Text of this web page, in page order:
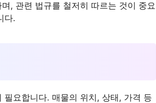
, 관련 법규를 철저히 따르는 것이 중요
다.
요합니다. 매물의 위치, 상태, 가격 등